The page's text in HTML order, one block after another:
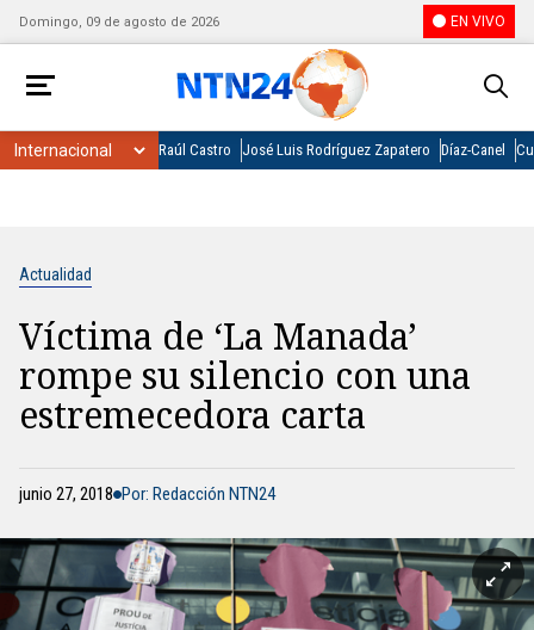
Domingo, 09 de agosto de 2026 EN VIVO
Raúl Castro José Luis Rodríguez Zapatero Díaz-Canel
Actualidad
Víctima de ‘La Manada’
rompe su silencio con una
estremecedora carta
junio 27, 2018 Por: Redacción NTN24